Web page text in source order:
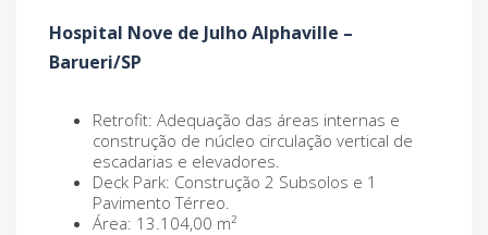
Hospital Nove de Julho Alphaville –
Barueri/SP
Retrofit: Adequação das áreas internas e
construção de núcleo circulação vertical de
escadarias e elevadores.
Deck Park: Construção 2 Subsolos e 1
Pavimento Térreo.
Área: 13.104,00 m²